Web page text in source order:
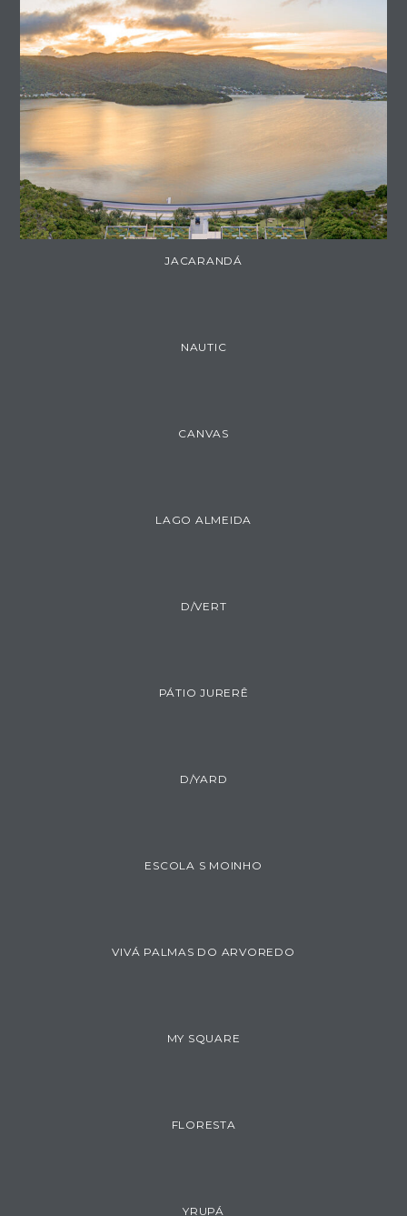
JACARANDÁ
NAUTIC
CANVAS
LAGO ALMEIDA
D/VERT
PÁTIO JURERÊ
D/YARD
ESCOLA S MOINHO
VIVÁ PALMAS DO ARVOREDO
MY SQUARE
FLORESTA
YRUPÁ